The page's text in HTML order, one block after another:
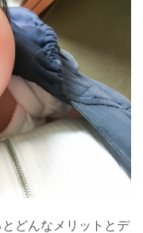
どんなメリットとデ